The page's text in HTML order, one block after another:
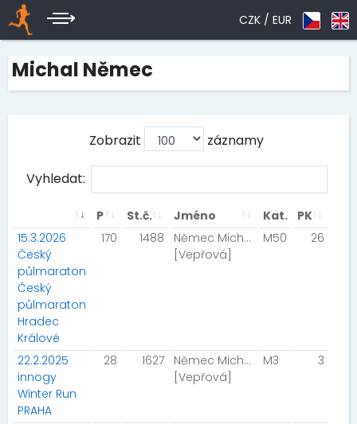
CZK / EUR
Michal Němec
Zobrazit záznamy
Vyhledat:
P St.č. Jméno Kat.
PK
15.3.2026
Český
půlmaraton
Český
půlmaraton
Hradec
Králové
170 1488
Němec Michal
[Vepřová]
M50 26
22.2.2025
innogy
Winter Run
PRAHA
28 1627
Němec Michal
[Vepřová]
M3 3